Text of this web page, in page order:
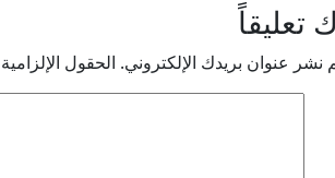
تعليقاً
نشر عنوان بريدك الإلكتروني. الحقول